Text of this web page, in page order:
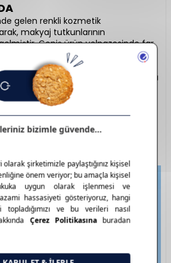
gelen renkli kozmetik
makyaj tutkunlarının
Geniş ürün yelpazesinde far
allıklar, aydınlatıcılar ve ikonik
uzun süre kalıcılık ve
sonuçlar sunar. Uygun fiyatıyla
hitap ederken, kaliteli içerikleriyle
sağlar. Estetik, ulaşılabilir ve
sunar.